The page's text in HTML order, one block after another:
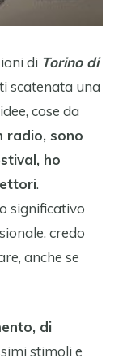
di Torino di
scatenata una
cose da
radio, sono
ho
.
significativo
credo
anche se
di
stimoli e